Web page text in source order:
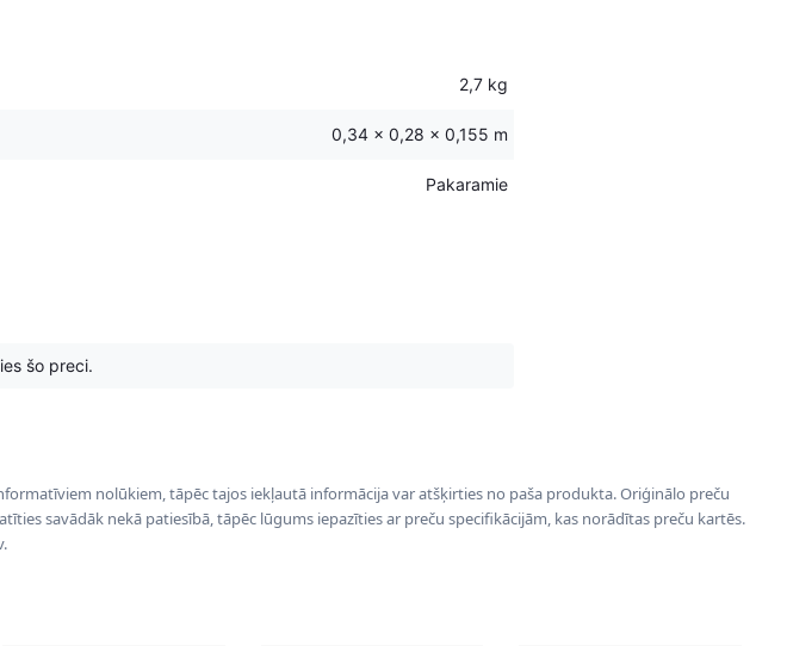
2,7 kg
0,34 × 0,28 × 0,155 m
Pakaramie
šo preci.
nolūkiem, tāpēc tajos iekļautā informācija var atšķirties no paša produkta. Oriģinālo preču
savādāk nekā patiesībā, tāpēc lūgums iepazīties ar preču specifikācijām, kas norādītas preču kartēs.